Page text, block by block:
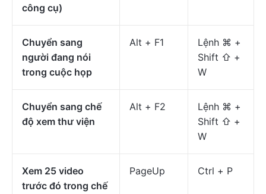
công cụ)
Chuyển sang
người đang nói
trong cuộc họp
Alt + F1
Lệnh ⌘ +
Shift ⇧ +
W
Chuyển sang chế
độ xem thư viện
Alt + F2
Lệnh ⌘ +
Shift ⇧ +
W
Xem 25 video
trước đó trong chế
PageUp Ctrl + P